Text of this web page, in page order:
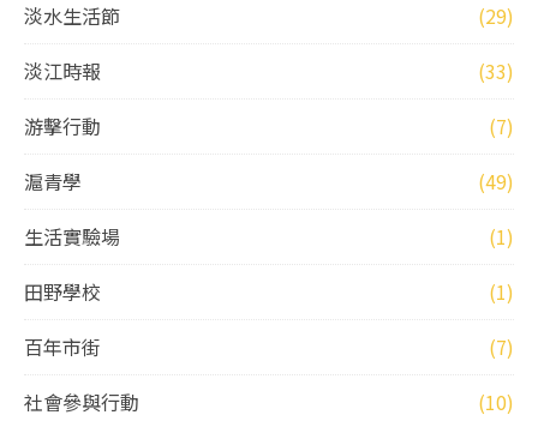
淡水生活節
(29)
淡江時報
(33)
游擊行動
(7)
滬青學
(49)
生活實驗場
(1)
田野學校
(1)
百年市街
(7)
社會參與行動
(10)